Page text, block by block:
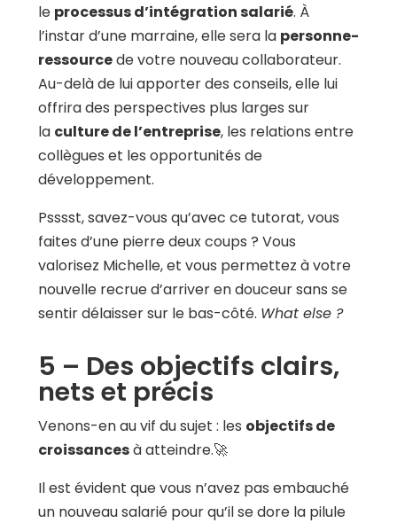
le processus d’intégration salarié. À
l’instar d’une marraine, elle sera la personne-
ressourcede votre nouveau collaborateur.
Au-delà de lui apporter des conseils, elle lui
offrira des perspectives plus larges sur
la culture de l’entreprise, les relations entre
collègues et les opportunités de
développement.
Psssst, savez-vous qu’avec ce tutorat, vous
faites d’une pierre deux coups ? Vous
valorisez Michelle, et vous permettez à votre
nouvelle recrue d’arriver en douceur sans se
sentir délaisser sur le bas-côté. What else ?
5 – Des objectifs clairs,
nets et précis
Venons-en au vif du sujet : les objectifs de
croissancesà atteindre.🚀
Il est évident que vous n’avez pas embauché
un nouveau salarié pour qu’il se dore la pilule